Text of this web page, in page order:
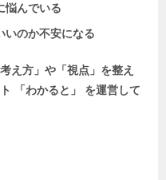
悩んでいる
いのか不安になる
え方」や「視点」を整え
「わかると」 を運営して